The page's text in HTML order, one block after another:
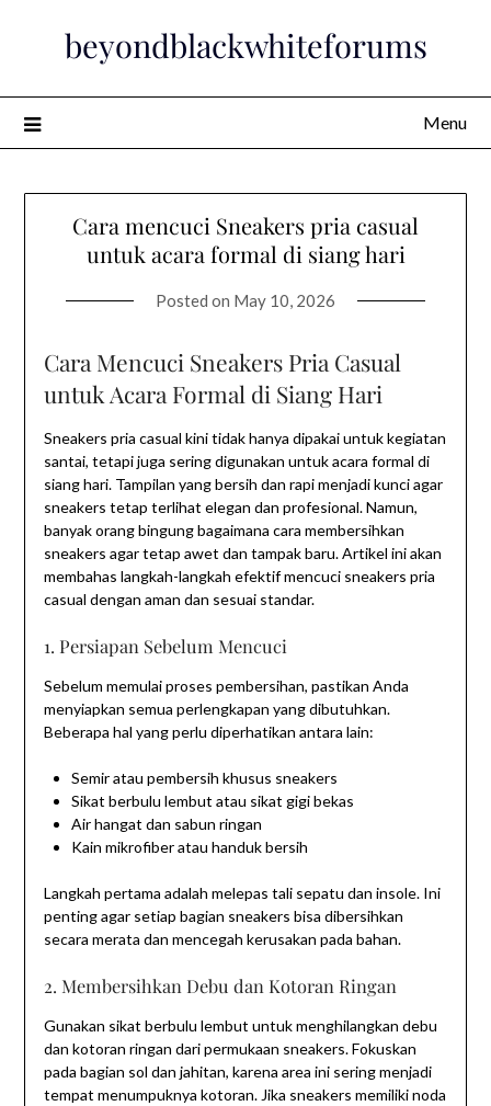
beyondblackwhiteforums
Menu
Cara mencuci Sneakers pria casual
untuk acara formal di siang hari
Posted on May 10, 2026
Cara Mencuci Sneakers Pria Casual
untuk Acara Formal di Siang Hari
Sneakers pria casual kini tidak hanya dipakai untuk kegiatan
santai, tetapi juga sering digunakan untuk acara formal di
siang hari. Tampilan yang bersih dan rapi menjadi kunci agar
sneakers tetap terlihat elegan dan profesional. Namun,
banyak orang bingung bagaimana cara membersihkan
sneakers agar tetap awet dan tampak baru. Artikel ini akan
membahas langkah-langkah efektif mencuci sneakers pria
casual dengan aman dan sesuai standar.
1. Persiapan Sebelum Mencuci
Sebelum memulai proses pembersihan, pastikan Anda
menyiapkan semua perlengkapan yang dibutuhkan.
Beberapa hal yang perlu diperhatikan antara lain:
Semir atau pembersih khusus sneakers
Sikat berbulu lembut atau sikat gigi bekas
Air hangat dan sabun ringan
Kain mikrofiber atau handuk bersih
Langkah pertama adalah melepas tali sepatu dan insole. Ini
penting agar setiap bagian sneakers bisa dibersihkan
secara merata dan mencegah kerusakan pada bahan.
2. Membersihkan Debu dan Kotoran Ringan
Gunakan sikat berbulu lembut untuk menghilangkan debu
dan kotoran ringan dari permukaan sneakers. Fokuskan
pada bagian sol dan jahitan, karena area ini sering menjadi
tempat menumpuknya kotoran. Jika sneakers memiliki noda